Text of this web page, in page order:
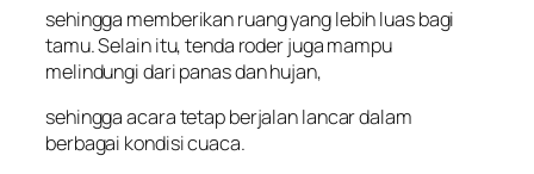
sehingga memberikan ruang yang lebih luas bagi
tamu. Selain itu, tenda roder juga mampu
melindungi dari panas dan hujan,
sehingga acara tetap berjalan lancar dalam
berbagai kondisi cuaca.